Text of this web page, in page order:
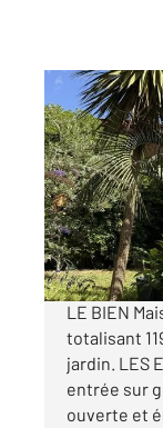
ASCAIN 64
96,09 m2, 5
Ref : 2364
Maison
Visiter le site
LE BIEN
totalisant
jardin. LES
entrée sur
ouverte et